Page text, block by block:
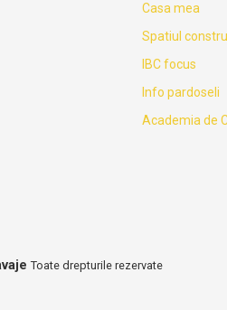
Casa mea
Spatiul
IBC focus
Info pardoseli
Academia de
Toate drepturile rezervate